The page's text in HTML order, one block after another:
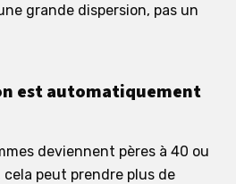
grande dispersion, pas un
est automatiquement
deviennent pères à 40 ou
cela peut prendre plus de